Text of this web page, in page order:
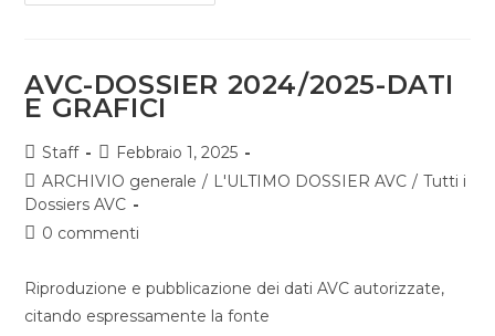
AVC-DOSSIER 2024/2025-DATI
E GRAFICI
Staff
Febbraio 1, 2025
ARCHIVIO generale / L'ULTIMO DOSSIER AVC / Tutti i
Dossiers AVC
0 commenti
Riproduzione e pubblicazione dei dati AVC autorizzate,
citando espressamente la fonte